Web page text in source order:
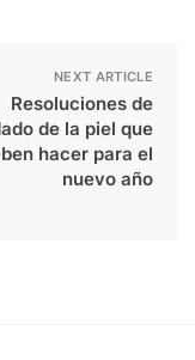
NEXT ARTICLE
Resoluciones de
de la piel que
hacer para el
nuevo año